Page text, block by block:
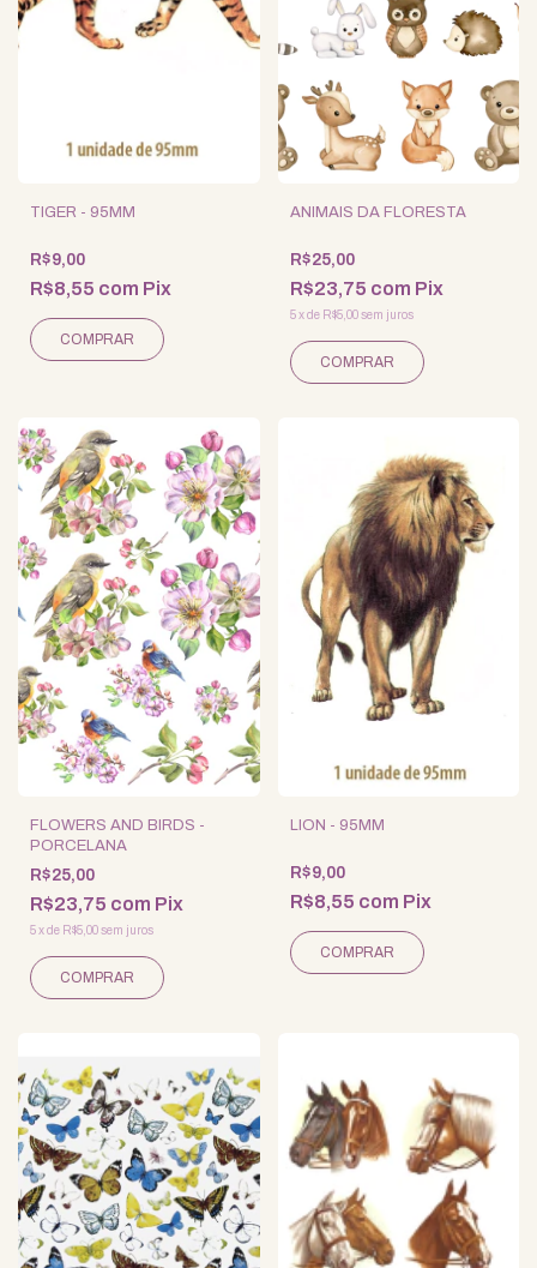
TIGER - 95MM
R$9,00
R$8,55 com Pix
ANIMAIS DA FLORESTA
R$25,00
R$23,75 com Pix
5 xde R$5,00 sem juros
FLOWERS AND BIRDS -
PORCELANA
R$25,00
R$23,75 com Pix
5xde R$5,00sem juros
LION - 95MM
R$9,00
R$8,55 com Pix